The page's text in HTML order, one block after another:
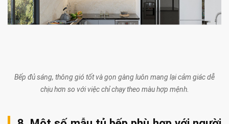
Bếp đủ sáng, thông gió tốt và gọn gàng luôn mang lại cảm giác dễ
chịu hơn so với việc chỉ chạy theo màu hợp mệnh.